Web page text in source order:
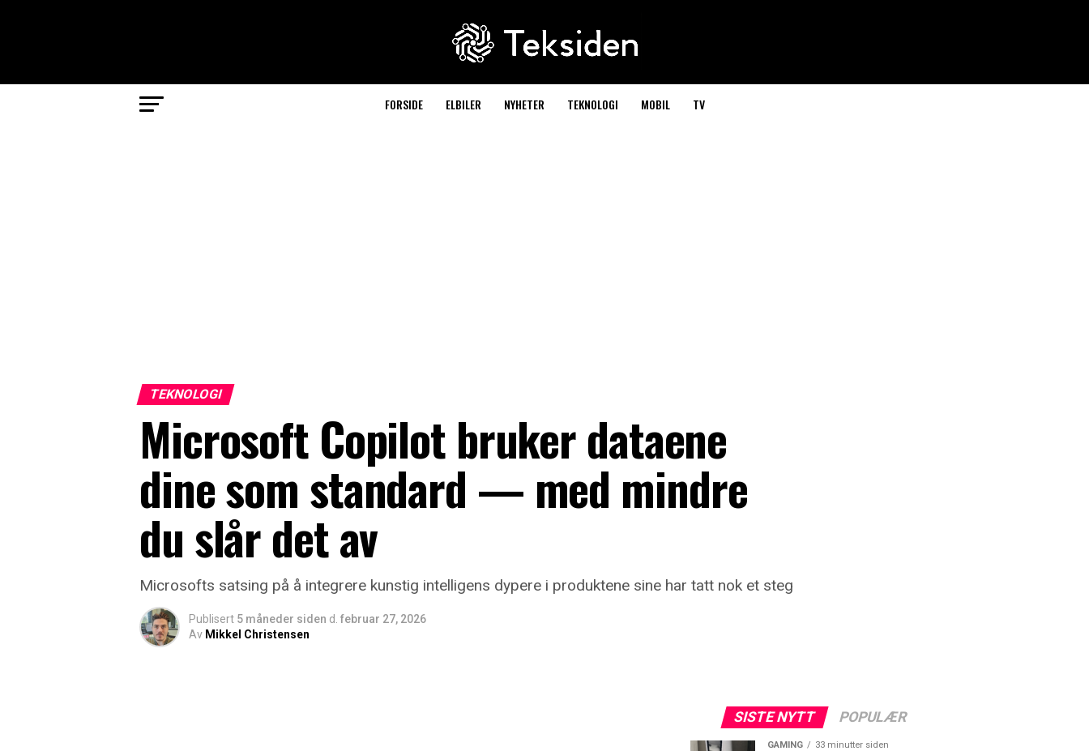
FORSIDE ELBILER NYHETER TEKNOLOGI MOBIL TV
TEKNOLOGI
Microsoft Copilot bruker dataene
dine som standard — med mindre
du slår det av
Microsofts satsing på å integrere kunstig intelligens dypere i produktene sine har tatt nok et steg
Publisert 5 måneder siden d. februar 27, 2026
Av Mikkel Christensen
SISTE NYTT POPULÆR
GAMING 33 minutter siden